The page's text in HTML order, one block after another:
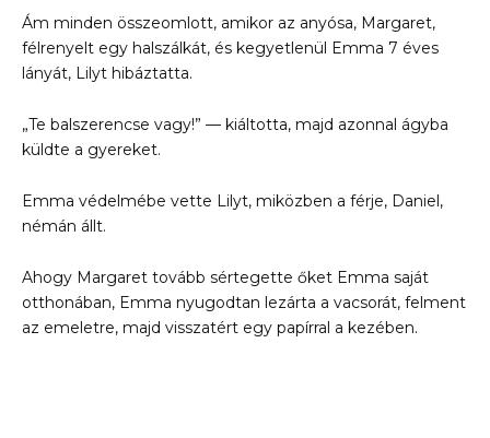
Ám minden összeomlott, amikor az anyósa, Margaret,
félrenyelt egy halszálkát, és kegyetlenül Emma 7 éves
lányát, Lilyt hibáztatta.
„Te balszerencse vagy!” — kiáltotta, majd azonnal ágyba
küldte a gyereket.
Emma védelmébe vette Lilyt, miközben a férje, Daniel,
némán állt.
Ahogy Margaret tovább sértegette őket Emma saját
otthonában, Emma nyugodtan lezárta a vacsorát, felment
az emeletre, majd visszatért egy papírral a kezében.